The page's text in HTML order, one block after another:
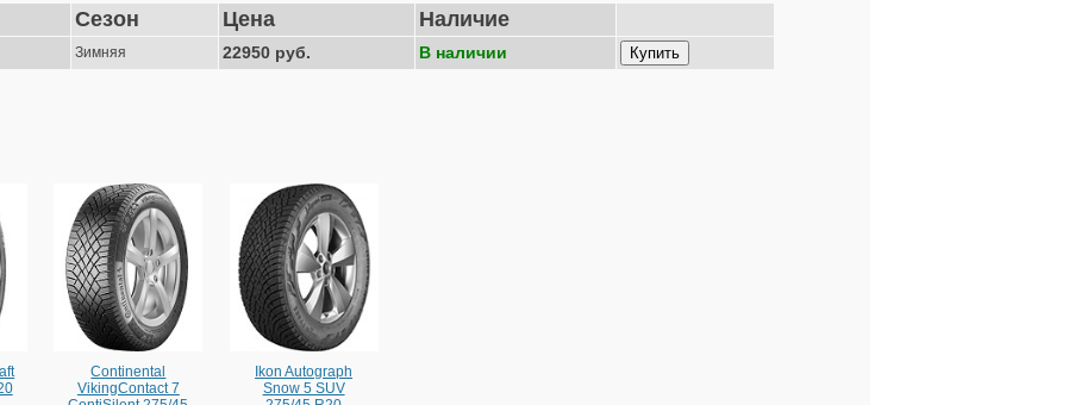
Сезон Цена Наличие
Зимняя 22950 руб. В наличии
Continental
VikingContact 7
Ikon Autograph
Snow 5 SUV